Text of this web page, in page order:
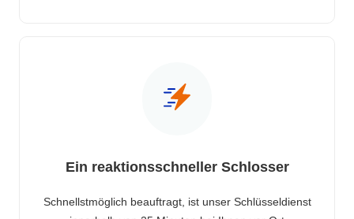
Ein reaktionsschneller Schlosser
Schnellstmöglich beauftragt, ist unser Schlüsseldienst